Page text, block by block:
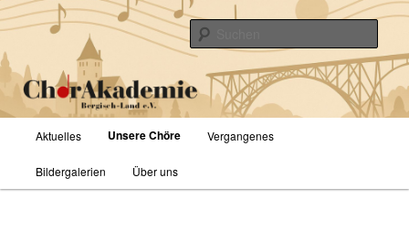
Zum
primären
Inhalt
springenChorAkademie Bergisch-Land e.V.
Aktuelles Unsere Chöre Vergangenes
Bildergalerien Über uns